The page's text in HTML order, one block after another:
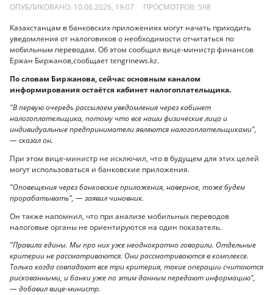
ОПУБЛИКОВАНО: 10.06.2026, 19:07 ПРОСМОТРОВ: 598
Казахстанцам в банковских приложениях могут начать приходить
уведомления от налоговиков о необходимости отчитаться по
мобильным переводам. Об этом сообщил вице-министр финансов
Ержан Биржанов,сообщает tengrinews.kz.
По словам Биржанова, сейчас основным каналом
информирования остаётся кабинет налогоплательщика.
"В первую очередь рассылаем уведомления через кабинет
налогоплательщика, потому что все наши физические лица и
индивидуальные предприниматели являются налогоплательщиками",
— сказал он.
При этом вице-министр не исключил, что в будущем для этих целей
могут использоваться и банковские приложения.
"Оповещения через банковские приложения, наверное, тоже будем
прорабатывать", — заявил чиновник.
Он также напомнил, что при анализе мобильных переводов
налоговые органы не ориентируются на один показатель.
"Правила едины. Мы про них уже неоднократно говорили. Отдельные
критерии не рассматриваются. Они рассматриваются в комплексе.
Только когда совпадают все три критерия, такие операции считаются
рискованными, и банки уже по этим данным передают информацию",
— добавил вице-министр.